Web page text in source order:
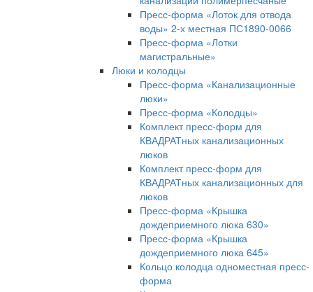
Пресс-форма «Лоток для отвода
воды» 2-х местная ПС1890-0066
Пресс-форма «Лотки
магистральные»
Люки и колодцы
Пресс-форма «Канализационные
люки»
Пресс-форма «Колодцы»
Комплект пресс-форм для
КВАДРАТных канализационных
люков
Комплект пресс-форм для
КВАДРАТных канализационных для
люков
Пресс-форма «Крышка
дождеприемного люка 630»
Пресс-форма «Крышка
дождеприемного люка 645»
Кольцо колодца одноместная пресс-
форма